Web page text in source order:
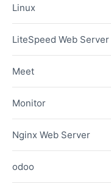
Linux
LiteSpeed Web Server
Meet
Monitor
Nginx Web Server
odoo